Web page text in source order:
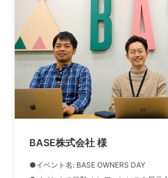
BASE株式会社 様
●イベント名: BASE OWNERS DAY